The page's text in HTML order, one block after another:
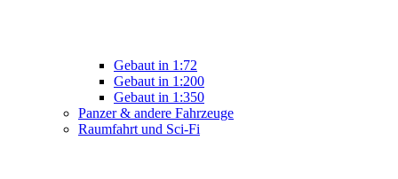
Gebaut in 1:72
Gebaut in 1:200
Gebaut in 1:350
Panzer & andere Fahrzeuge
Raumfahrt und Sci-Fi